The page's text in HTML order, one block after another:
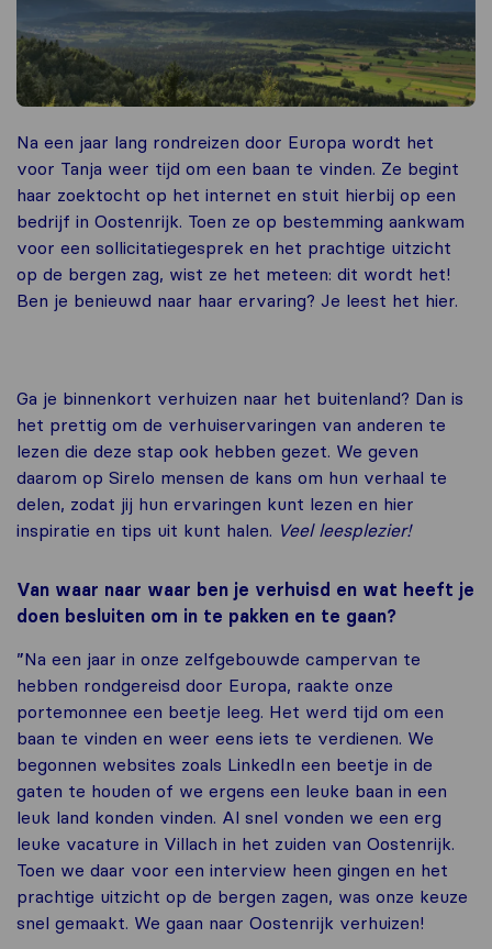
Na een jaar lang rondreizen door Europa wordt het
voor Tanja weer tijd om een baan te vinden. Ze begint
haar zoektocht op het internet en stuit hierbij op een
bedrijf in Oostenrijk. Toen ze op bestemming aankwam
voor een sollicitatiegesprek en het prachtige uitzicht
op de bergen zag, wist ze het meteen: dit wordt het!
Ben je benieuwd naar haar ervaring? Je leest het hier.
Ga je binnenkort verhuizen naar het buitenland? Dan is
het prettig om de verhuiservaringen van anderen te
lezen die deze stap ook hebben gezet. We geven
daarom op Sirelo mensen de kans om hun verhaal te
delen, zodat jij hun ervaringen kunt lezen en hier
inspiratie en tips uit kunt halen. Veel leesplezier!
Van waar naar waar ben je verhuisd en wat heeft je
doen besluiten om in te pakken en te gaan?
”Na een jaar in onze zelfgebouwde campervan te
hebben rondgereisd door Europa, raakte onze
portemonnee een beetje leeg. Het werd tijd om een
baan te vinden en weer eens iets te verdienen. We
begonnen websites zoals LinkedIn een beetje in de
gaten te houden of we ergens een leuke baan in een
leuk land konden vinden. Al snel vonden we een erg
leuke vacature in Villach in het zuiden van Oostenrijk.
Toen we daar voor een interview heen gingen en het
prachtige uitzicht op de bergen zagen, was onze keuze
snel gemaakt. We gaan naar Oostenrijk verhuizen!